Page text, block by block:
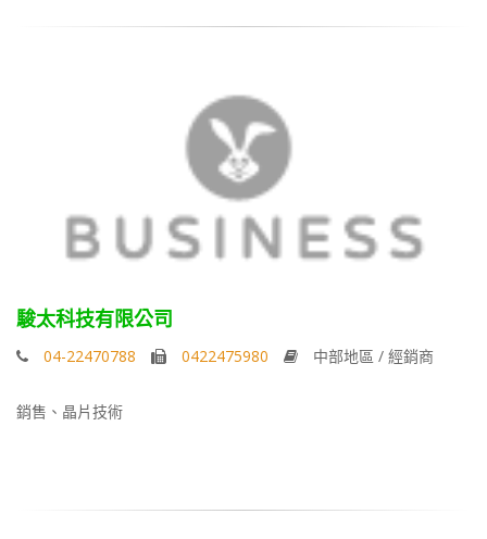
駿太科技有限公司
04-22470788 0422475980 中部地區 / 經銷商
銷售、晶片技術